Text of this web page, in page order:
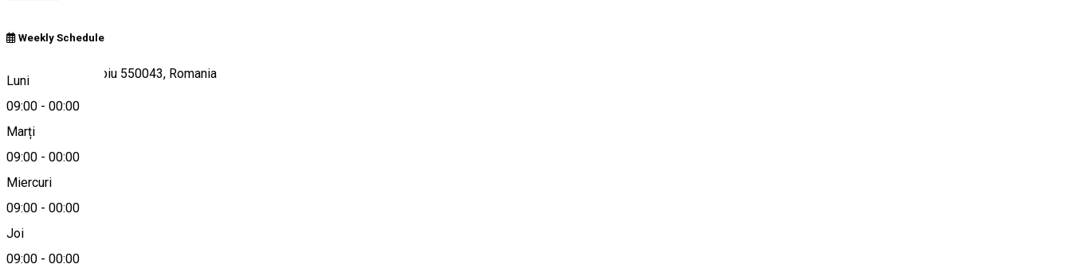
Weekly Schedule
Luni
09:00 - 00:00
Marți
09:00 - 00:00
Miercuri
09:00 - 00:00
Joi
09:00 - 00:00
Piața Mică 29, Sibiu 550043, Romania
Hartă